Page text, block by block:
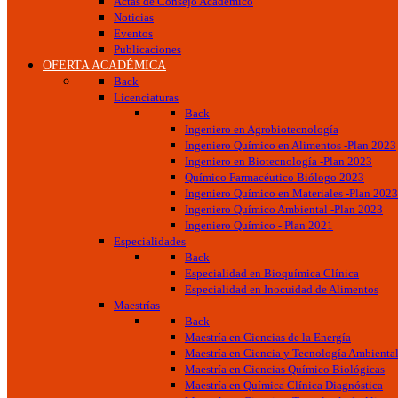
Noticias
Eventos
Publicaciones
OFERTA ACADÉMICA
Back
Licenciaturas
Back
Ingeniero en Agrobiotecnología
Ingeniero Químico en Alimentos -Plan 2023
Ingeniero en Biotecnología -Plan 2023
Químico Farmacéutico Biólogo 2023
Ingeniero Químico en Materiales -Plan 2023
Ingeniero Químico Ambiental -Plan 2023
Ingeniero Químico - Plan 2021
Especialidades
Back
Especialidad en Bioquímica Clínica
Especialidad en Inocuidad de Alimentos
Maestrías
Back
Maestría en Ciencias de la Energía
Maestría en Ciencia y Tecnología Ambiental
Maestría en Ciencias Químico Biológicas
Maestría en Química Clínica Diagnóstica